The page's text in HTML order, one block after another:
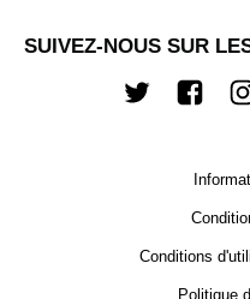
SUIVEZ-NOUS SUR
Twitter
Conditions
Politique